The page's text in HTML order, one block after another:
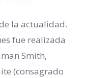
la actualidad.
fue realizada
Smith,
(consagrado